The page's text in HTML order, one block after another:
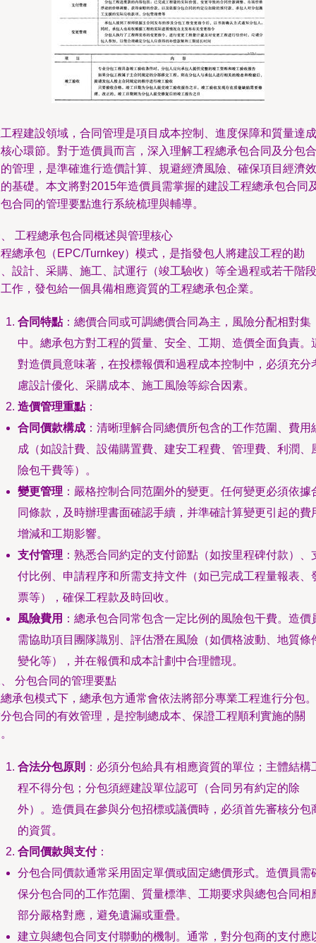
程建設領域，合同管理是項目成本控制、進度保障和質量達成
心環節。對于造價員而言，深入理解工程總承包合同及分包合
管理，是準確進行造價計算、規避經濟風險、確保項目經濟效
基礎。本文將對2015年造價員需掌握的建設工程總承包合同
合同的管理要點進行系統梳理與輔導。
工程總承包合同概述與管理核心
總承包（EPC/Turnkey）模式，是指發包人將建設工程的勘
設計、采購、施工、試運行（竣工驗收）等全過程或若干階段
作，發包給一個具備相應資質的工程總承包企業。
合同特點：總價合同或可調總價合同為主，風險分配相對集
中。總承包方對工程的質量、安全、工期、造價全面負責。
對造價員意味著，在投標報價和過程成本控制中，必須充分
慮設計優化、采購成本、施工風險等綜合因素。
造價管理重點：
合同價款構成 ：清晰理解合同總價所包含的工作范圍、費用
成（如設計費、設備購置費、建安工程費、管理費、利潤、
險包干費等）。
變更管理 ：嚴格控制合同范圍外的變更。任何變更必須依據
同條款，及時辦理書面確認手續，并準確計算變更引起的費
增減和工期影響。
支付管理 ：熟悉合同約定的支付節點（如按里程碑付款）、
付比例、申請程序和所需支持文件（如已完成工程量報表、
票等），確保工程款及時回收。
風險費用 ：總承包合同常包含一定比例的風險包干費。造價
需協助項目團隊識別、評估潛在風險（如價格波動、地質條
變化等），并在報價和成本計劃中合理體現。
分包合同的管理要點
承包模式下，總承包方通常會依法將部分專業工程進行分包。
包合同的有效管理，是控制總成本、保證工程順利實施的關
合法分包原則 ：必須分包給具有相應資質的單位；主體結構
程不得分包；分包須經建設單位認可（合同另有約定的除
外）。造價員在參與分包招標或議價時，必須首先審核分包
的資質。
合同價款與支付：
分包合同價款通常采用固定單價或固定總價形式。造價員需
保分包合同的工作范圍、質量標準、工期要求與總包合同相
部分嚴格對應，避免遺漏或重疊。
建立與總包合同支付聯動的機制。通常，對分包商的支付應